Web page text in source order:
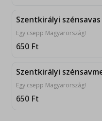
Egy csepp Magyarország!
650 Ft
Egy csepp Magyarország!
650 Ft